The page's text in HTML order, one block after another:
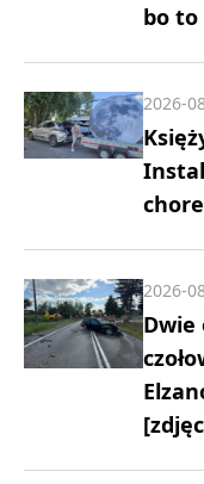
bo to
2026-
Dwie
2026-